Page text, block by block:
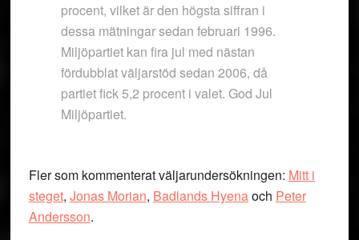
procent, vilket är den högsta siffran i
dessa mätningar sedan februari 1996.
Miljöpartiet kan fira jul med nästan
fördubblat väljarstöd sedan 2006, då
partiet fick 5,2 procent i valet. God Jul
Miljöpartiet.
Fler som kommenterat väljarundersökningen: Mitt i
steget, Jonas Morian, Badlands Hyenaoch Peter
Andersson.